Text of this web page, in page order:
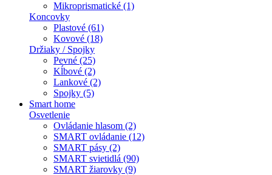
Mikroprismatické (1)
Koncovky
Plastové (61)
Kovové (18)
Držiaky / Spojky
Pevné (25)
Kĺbové (2)
Lankové (2)
Spojky (5)
Smart home
Osvetlenie
Ovládanie hlasom (2)
SMART ovládanie (12)
SMART pásy (2)
SMART svietidlá (90)
SMART žiarovky (9)